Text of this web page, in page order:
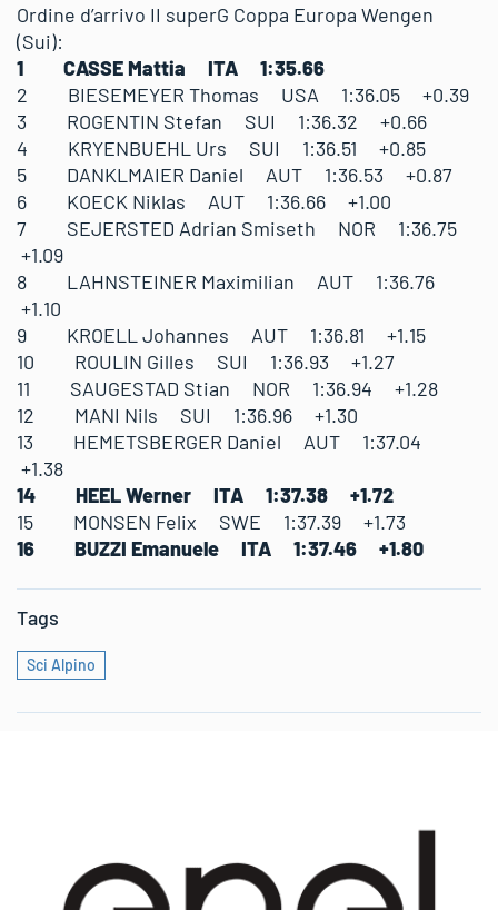
Ordine d’arrivo II superG Coppa Europa Wengen
(Sui):
1 CASSE Mattia ITA 1:35.66
2 BIESEMEYER Thomas USA 1:36.05 +0.39
3 ROGENTIN Stefan SUI 1:36.32 +0.66
4 KRYENBUEHL Urs SUI 1:36.51 +0.85
5 DANKLMAIER Daniel AUT 1:36.53 +0.87
6 KOECK Niklas AUT 1:36.66 +1.00
7 SEJERSTED Adrian Smiseth NOR 1:36.75
+1.09
8 LAHNSTEINER Maximilian AUT 1:36.76
+1.10
9 KROELL Johannes AUT 1:36.81 +1.15
10 ROULIN Gilles SUI 1:36.93 +1.27
11 SAUGESTAD Stian NOR 1:36.94 +1.28
12 MANI Nils SUI 1:36.96 +1.30
13 HEMETSBERGER Daniel AUT 1:37.04
+1.38
14 HEEL Werner ITA 1:37.38 +1.72
15 MONSEN Felix SWE 1:37.39 +1.73
16 BUZZI Emanuele ITA 1:37.46 +1.80
Tags
Sci Alpino